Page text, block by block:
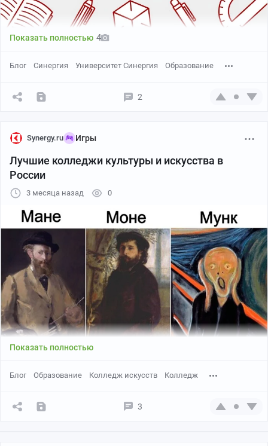
Показать полностью 4
Блог Синергия Университет Синергия Образование
2
Synergy.ru Игры
Лучшие колледжи культуры и искусства в
России
3 месяца назад 0
Показать полностью
Блог Образование Колледж искусств Колледж
3